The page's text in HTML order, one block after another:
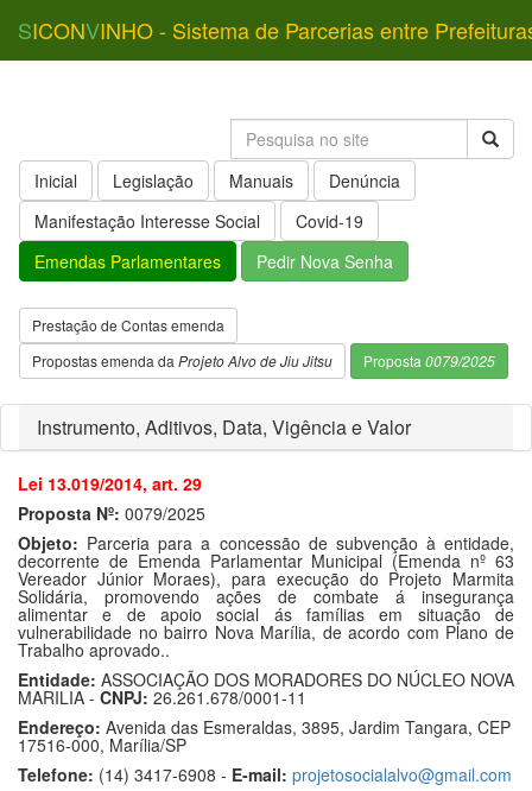
SICONVINHO - Sistema de Parcerias entre
Inicial Legislação Manuais
Denúncia
Manifestação Interesse Social
Covid-19
Emendas Parlamentares
Pedir Nova Senha
Prestação de Contas emenda
Propostas emenda da Projeto Alvo de Jiu Jitsu Proposta 0079/2025
Instrumento, Aditivos, Data, Vigência e Valor
Lei 13.019/2014, art. 29
Proposta Nº: 0079/2025
Objeto: Parceria para a concessão de subvenção à entidade,
decorrente de Emenda Parlamentar Municipal (Emenda nº 63
Vereador Júnior Moraes), para execução do Projeto Marmita
Solidária, promovendo ações de combate á insegurança
alimentar e de apoio social ás famílias em situação de
vulnerabilidade no bairro Nova Marília, de acordo com Plano de
Trabalho aprovado..
Entidade: ASSOCIAÇÃO DOS MORADORES DO NÚCLEO NOVA
MARILIA - CNPJ: 26.261.678/0001-11
Endereço: Avenida das Esmeraldas, 3895, Jardim Tangara, CEP
17516-000, Marília/SP
Telefone: (14) 3417-6908 - E-mail: projetosocialalvo@gmail.com